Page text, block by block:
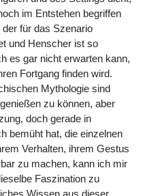
im Entstehen begriffen
für das Szenario
und Henscher ist so
es gar nicht erwarten kann,
Fortgang finden wird.
Mythologie sind
zu können, aber
doch gerade in
bemüht hat, die einzelnen
Verhalten, ihrem Gestus
zu machen, kann ich mir
Faszination zu
Wissen aus dieser